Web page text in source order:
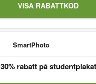
VISA RABATTKOD
SmartPhoto
30% rabatt på studentplakat